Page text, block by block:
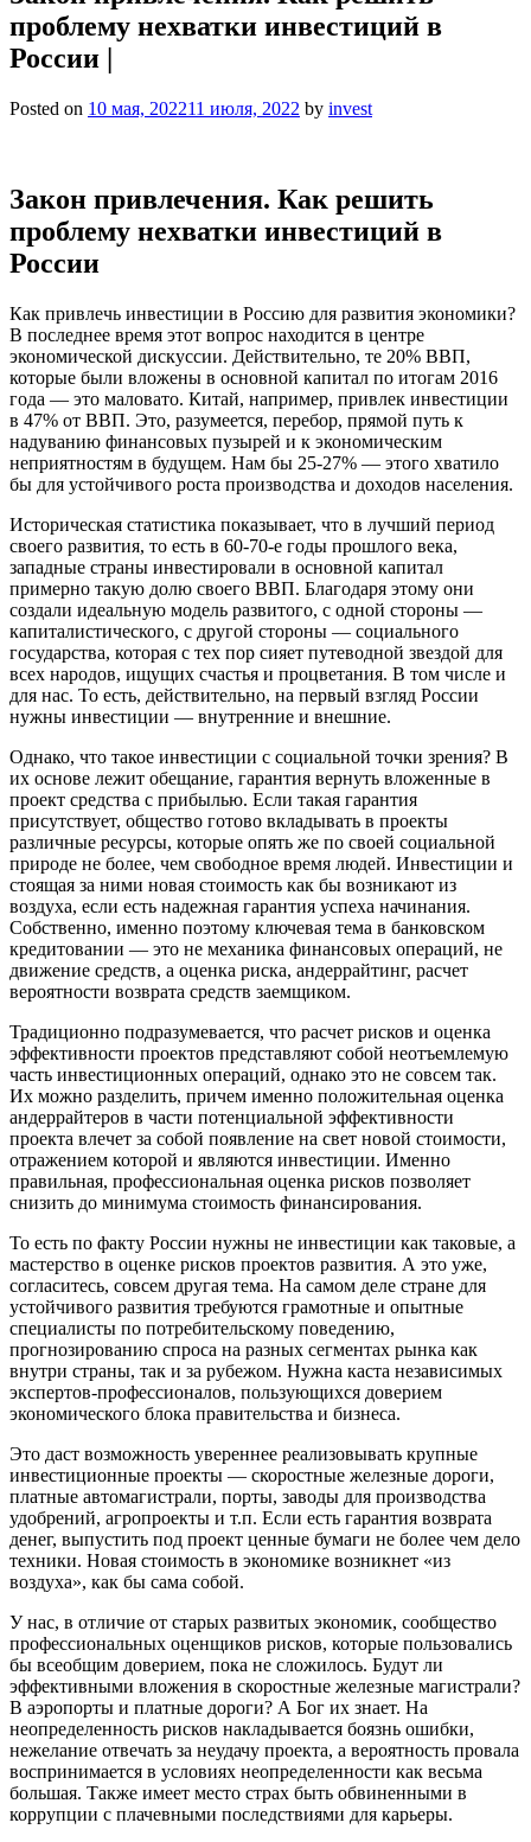
проблему нехватки инвестиций в
России |
Posted on 10 мая, 202211 июля, 2022 by invest
Закон привлечения. Как решить
проблему нехватки инвестиций в
России
Как привлечь инвестиции в Россию для развития экономики?
В последнее время этот вопрос находится в центре
экономической дискуссии. Действительно, те 20% ВВП,
которые были вложены в основной капитал по итогам 2016
года — это маловато. Китай, например, привлек инвестиции
в 47% от ВВП. Это, разумеется, перебор, прямой путь к
надуванию финансовых пузырей и к экономическим
неприятностям в будущем. Нам бы 25-27% — этого хватило
бы для устойчивого роста производства и доходов населения.
Историческая статистика показывает, что в лучший период
своего развития, то есть в 60-70-е годы прошлого века,
западные страны инвестировали в основной капитал
примерно такую долю своего ВВП. Благодаря этому они
создали идеальную модель развитого, с одной стороны —
капиталистического, с другой стороны — социального
государства, которая с тех пор сияет путеводной звездой для
всех народов, ищущих счастья и процветания. В том числе и
для нас. То есть, действительно, на первый взгляд России
нужны инвестиции — внутренние и внешние.
Однако, что такое инвестиции с социальной точки зрения? В
их основе лежит обещание, гарантия вернуть вложенные в
проект средства с прибылью. Если такая гарантия
присутствует, общество готово вкладывать в проекты
различные ресурсы, которые опять же по своей социальной
природе не более, чем свободное время людей. Инвестиции и
стоящая за ними новая стоимость как бы возникают из
воздуха, если есть надежная гарантия успеха начинания.
Собственно, именно поэтому ключевая тема в банковском
кредитовании — это не механика финансовых операций, не
движение средств, а оценка риска, андеррайтинг, расчет
вероятности возврата средств заемщиком.
Традиционно подразумевается, что расчет рисков и оценка
эффективности проектов представляют собой неотъемлемую
часть инвестиционных операций, однако это не совсем так.
Их можно разделить, причем именно положительная оценка
андеррайтеров в части потенциальной эффективности
проекта влечет за собой появление на свет новой стоимости,
отражением которой и являются инвестиции. Именно
правильная, профессиональная оценка рисков позволяет
снизить до минимума стоимость финансирования.
То есть по факту России нужны не инвестиции как таковые, а
мастерство в оценке рисков проектов развития. А это уже,
согласитесь, совсем другая тема. На самом деле стране для
устойчивого развития требуются грамотные и опытные
специалисты по потребительскому поведению,
прогнозированию спроса на разных сегментах рынка как
внутри страны, так и за рубежом. Нужна каста независимых
экспертов-профессионалов, пользующихся доверием
экономического блока правительства и бизнеса.
Это даст возможность увереннее реализовывать крупные
инвестиционные проекты — скоростные железные дороги,
платные автомагистрали, порты, заводы для производства
удобрений, агропроекты и т.п. Если есть гарантия возврата
денег, выпустить под проект ценные бумаги не более чем дело
техники. Новая стоимость в экономике возникнет «из
воздуха», как бы сама собой.
У нас, в отличие от старых развитых экономик, сообщество
профессиональных оценщиков рисков, которые пользовались
бы всеобщим доверием, пока не сложилось. Будут ли
эффективными вложения в скоростные железные магистрали?
В аэропорты и платные дороги? А Бог их знает. На
неопределенность рисков накладывается боязнь ошибки,
нежелание отвечать за неудачу проекта, а вероятность провала
воспринимается в условиях неопределенности как весьма
большая. Также имеет место страх быть обвиненными в
коррупции с плачевными последствиями для карьеры.